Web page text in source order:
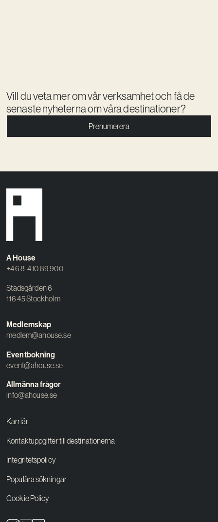
Vill du veta mer om vår verksamhet och få de
senaste nyheterna om våra destinationer?
Prenumerera
A House
+46 8-410 89 900
Stadsgården 6
116 45 Stockholm
Medlemskap
medlem@ahouse.se
Eventbokning
event@ahouse.se
Allmänna frågor
info@ahouse.se
Karriär
Kontaktuppgifter till destinationerna
Integritetspolicy
Populära sökningar
Cookie Policy